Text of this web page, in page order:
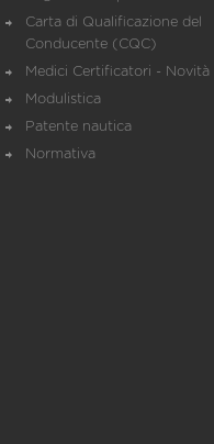
Carta di Qualificazione del
Conducente (CQC)
Medici Certificatori - Novità
Modulistica
Patente nautica
Normativa